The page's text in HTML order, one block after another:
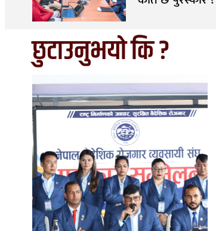
छुटाउनुभयो कि ?